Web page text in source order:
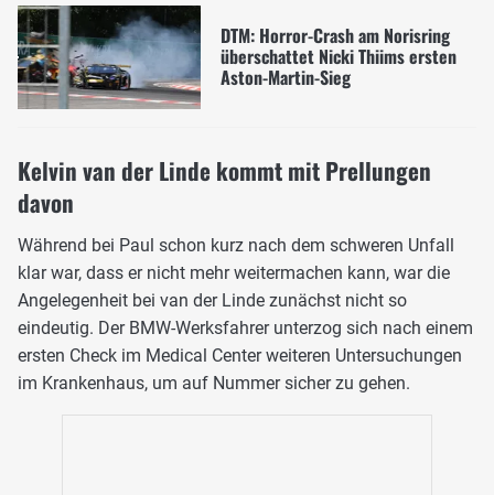
DTM: Horror-Crash am Norisring
überschattet Nicki Thiims ersten
Aston-Martin-Sieg
Kelvin van der Linde kommt mit Prellungen
davon
Während bei Paul schon kurz nach dem schweren Unfall
klar war, dass er nicht mehr weitermachen kann, war die
Angelegenheit bei van der Linde zunächst nicht so
eindeutig. Der BMW-Werksfahrer unterzog sich nach einem
ersten Check im Medical Center weiteren Untersuchungen
im Krankenhaus, um auf Nummer sicher zu gehen.